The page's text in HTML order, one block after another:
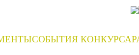
СОБЫТИЯ КОНКУРСА